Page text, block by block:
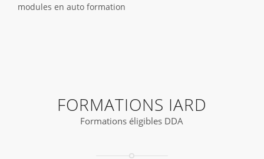
modules en auto formation
FORMATIONS IARD
Formations éligibles DDA